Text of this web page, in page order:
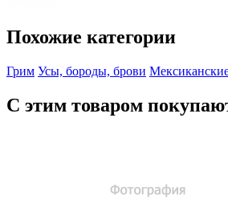
Похожие категории
Грим Усы, бороды, брови
С этим товаром